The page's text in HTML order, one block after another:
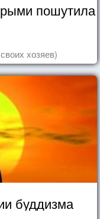
пошутила
хозяев)
буддизма